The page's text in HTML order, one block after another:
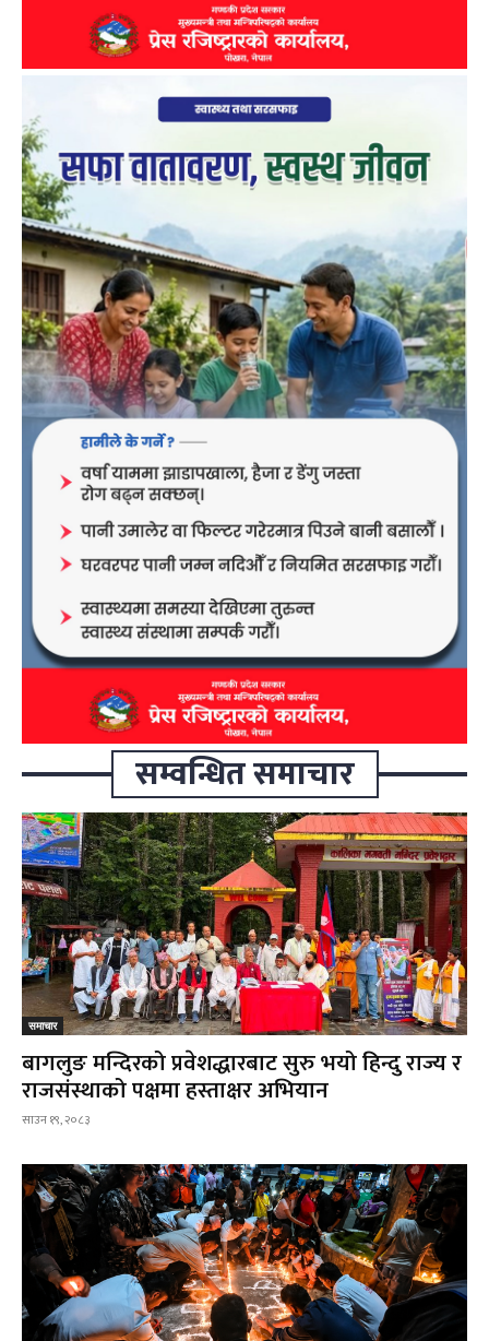
सम्वन्धित समाचार
समाचार
बागलुङ मन्दिरको प्रवेशद्धारबाट सुरु भयो हिन्दु राज्य र
राजसंस्थाको पक्षमा हस्ताक्षर अभियान
साउन १९, २०८३